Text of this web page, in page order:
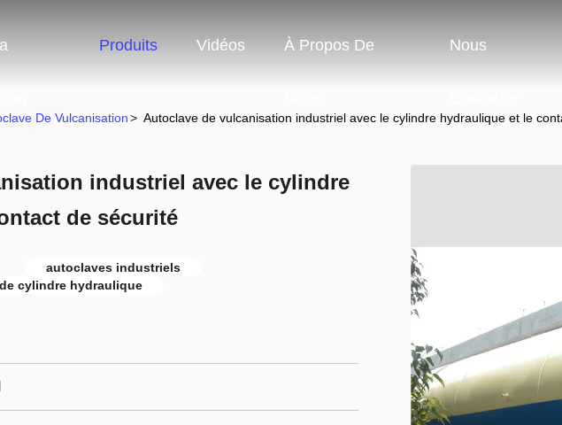
Produits Vidéos À Propos De Nous
De Vulcanisation> Autoclave de vulcanisation industriel avec le cylindre hydraulique et le
industriel avec le cylindre
de sécurité
autoclaves industriels
cylindre hydraulique